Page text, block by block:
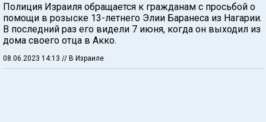
Полиция Израиля обращается к гражданам с просьбой о
помощи в розыске 13-летнего Элии Баранеса из Нагарии.
В последний раз его видели 7 июня, когда он выходил из
дома своего отца в Акко.
08.06.2023 14:13 // В Израиле